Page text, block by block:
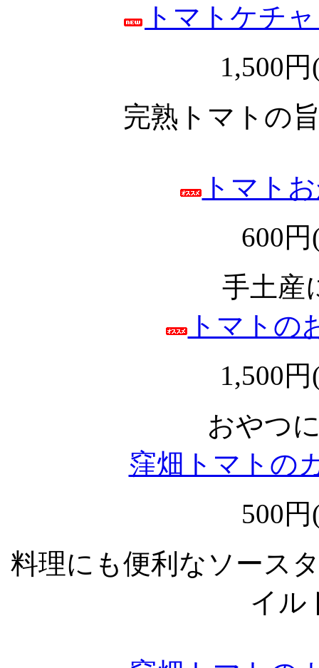
トマトケチ
1,500
完熟トマトの
トマト
600
手土産
トマトの
1,500
おやつ
窪畑トマトの
500
料理にも便利なソース
イル